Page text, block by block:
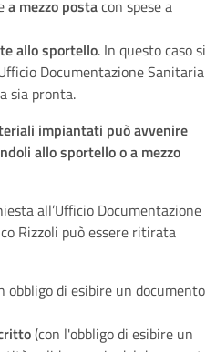
a mezzo postacon spese a
allo sportello. In questo caso si
Documentazione Sanitaria
sia pronta.
impiantati può avvenire
allo sportello o a mezzo
all’Ufficio Documentazione
Rizzoli può essere ritirata
obbligo di esibire un documento
(con l'obbligo di esibire un